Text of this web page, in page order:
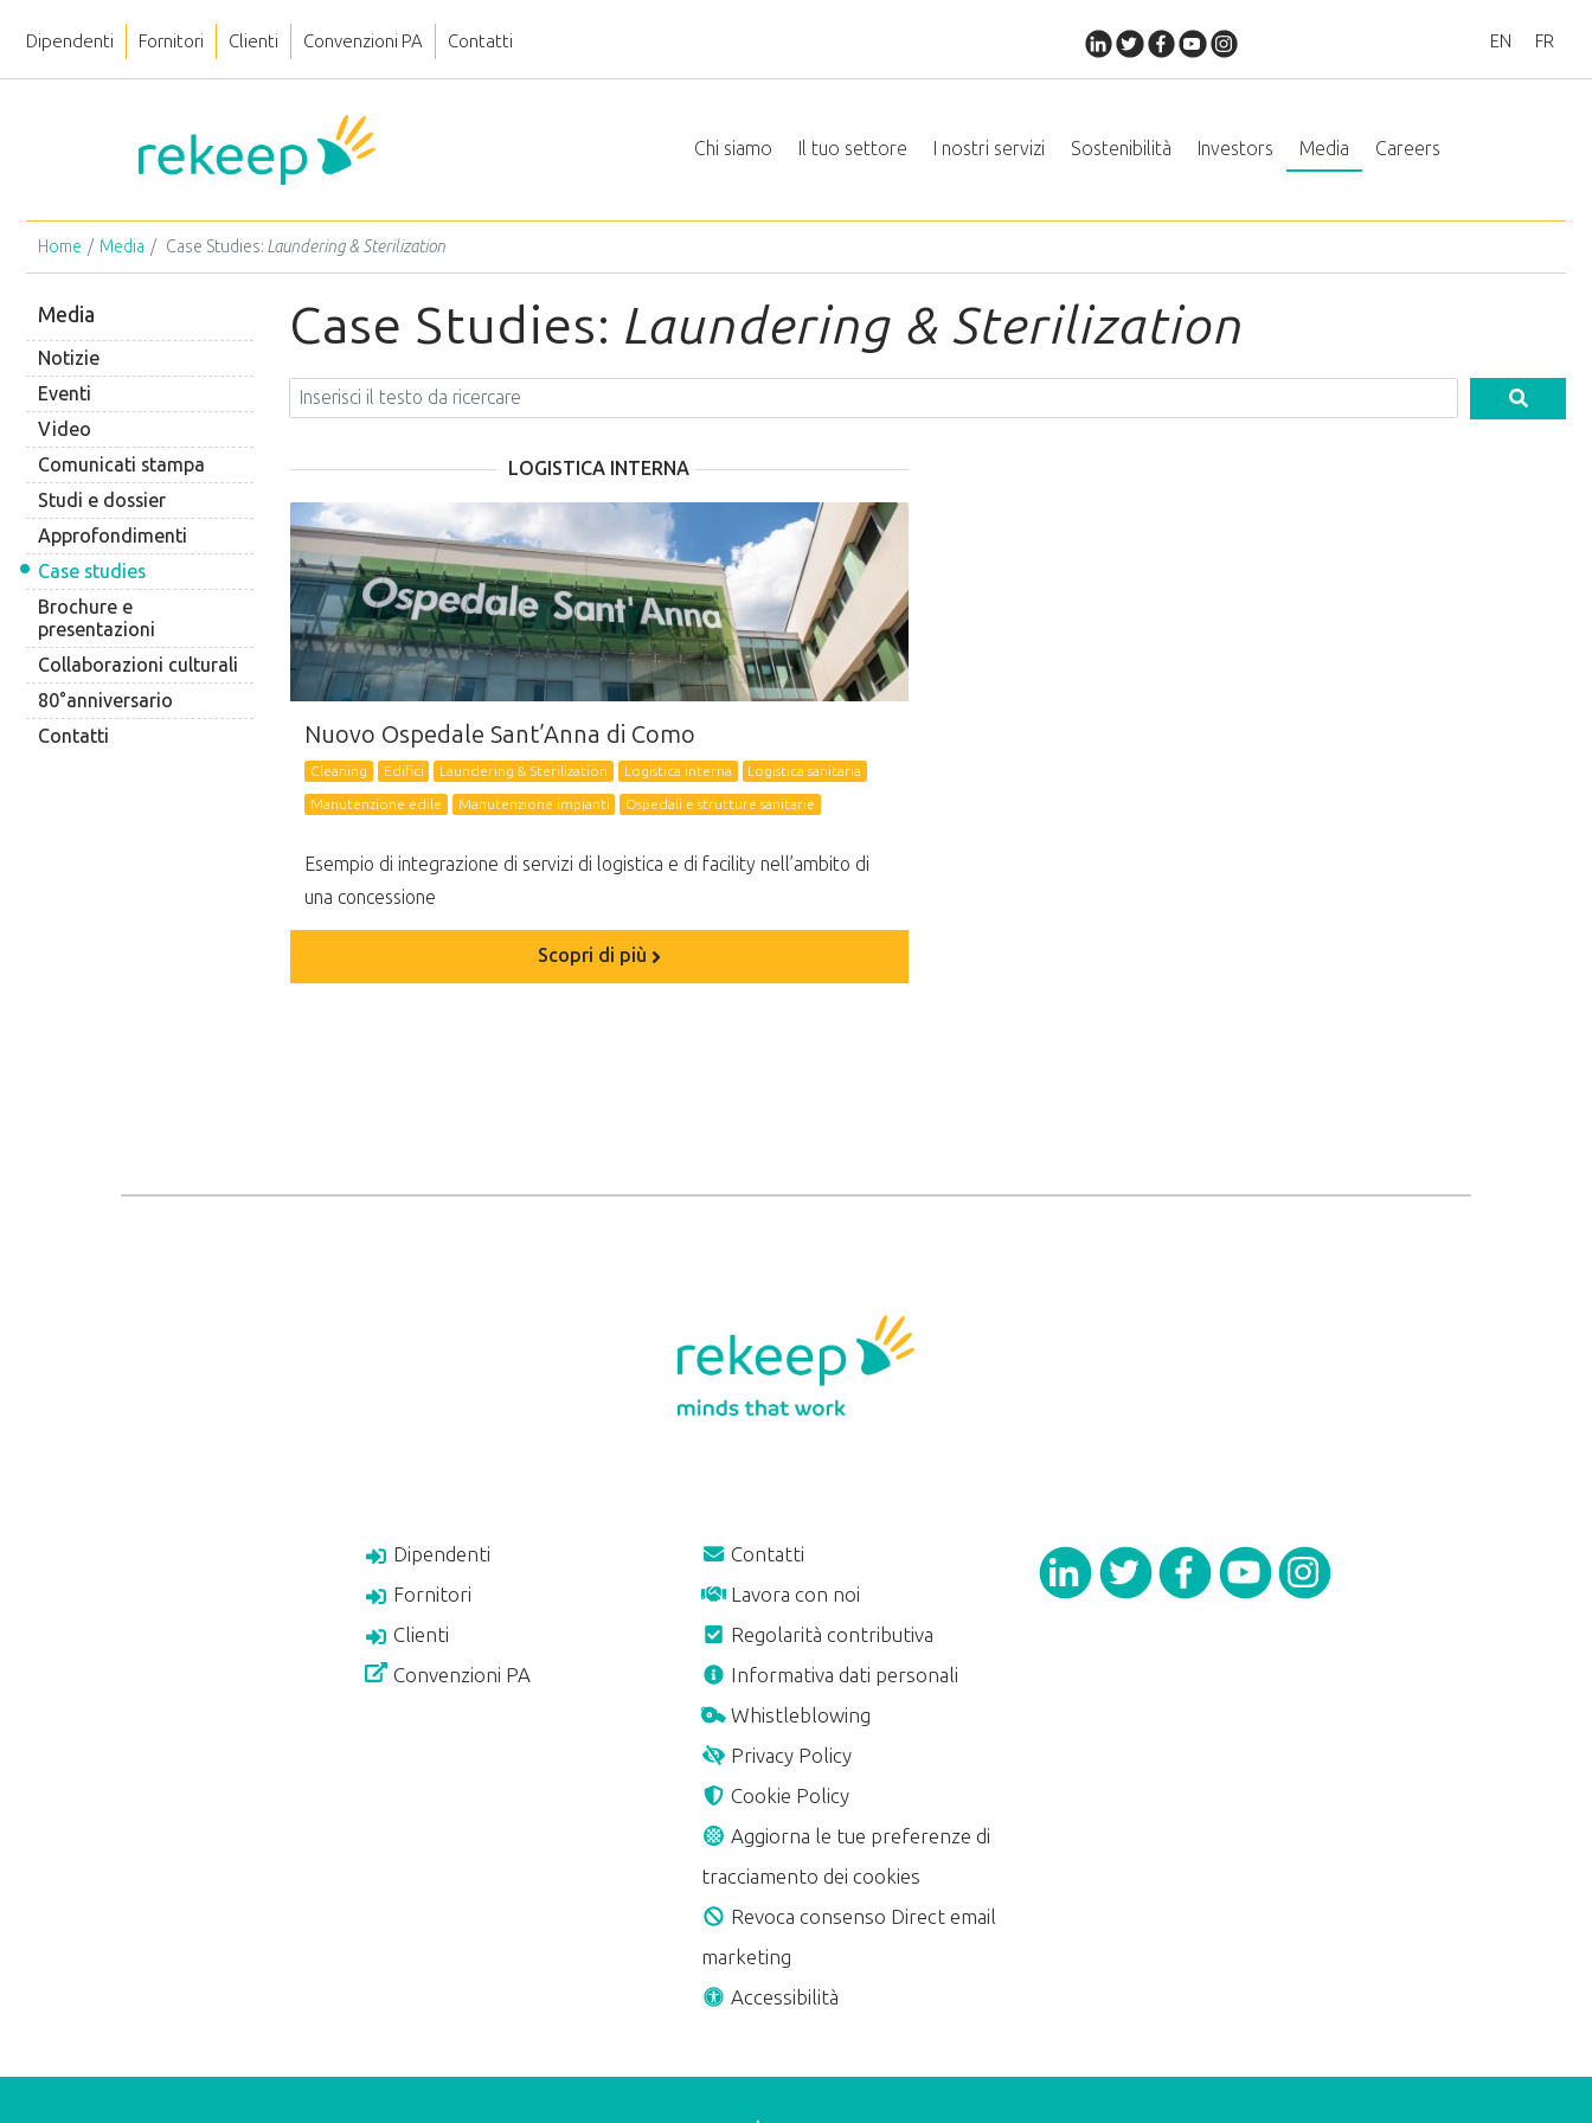
Dipendenti Fornitori Clienti Convenzioni PA Contatti EN FR
Chi siamo Il tuo settore I nostri servizi Sostenibilità Investors Media Careers
Home Media Case Studies: Laundering & Sterilization
Media
Notizie
Eventi
Video
Comunicati stampa
Studi e dossier
Approfondimenti
Case studies
Brochure e
presentazioni
Collaborazioni culturali
80°anniversario
Contatti
Case Studies: Laundering & Sterilization
LOGISTICA INTERNA
Nuovo Ospedale Sant’Anna di Como
Cleaning Edifici Laundering & Sterilization Logistica interna
Logistica sanitaria
Manutenzione edile
Manutenzione impianti Ospedali e strutture sanitarie
Esempio di integrazione di servizi di logistica e di facility nell’ambito di
una concessione
Scopri di più
Dipendenti
Fornitori
Clienti
Convenzioni PA
Contatti
Lavora con noi
Regolarità contributiva
Informativa dati personali
Whistleblowing
Privacy Policy
Cookie Policy
Aggiorna le tue preferenze di
tracciamento dei cookies
Revoca consenso Direct email
marketing
Accessibilità